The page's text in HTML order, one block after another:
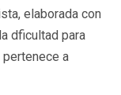
elaborada con
dficultad para
a